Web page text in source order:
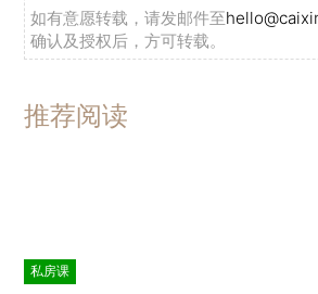
如有意愿转载，请发邮件至
确认及授权后，方可转载。
推荐阅读
私房课